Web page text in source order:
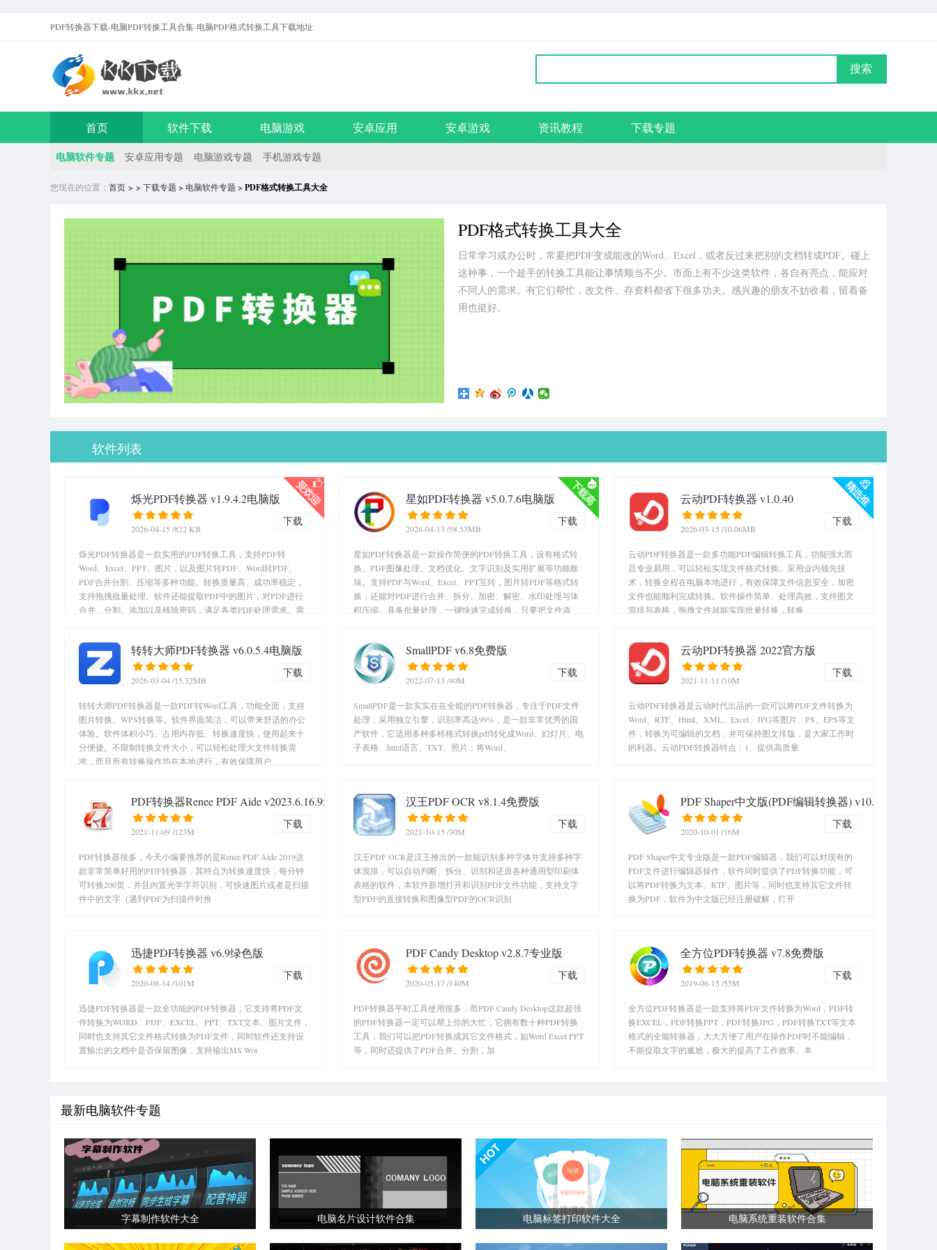
PDF转换器下载-电脑PDF转换工具合集-电脑PDF格式转换工具下载地址
搜索
首页 软件下载 电脑游戏 安卓应用 安卓游戏 资讯教程
下载专题
电脑软件专题
安卓应用专题 电脑游戏专题 手机游戏专题
您现在的位置： 首页 > > 下载专题 > 电脑软件专题 > PDF格式转换工具大全
PDF格式转换工具大全
日常学习或办公时，常要把PDF变成能改的Word、Excel，或者反过来把别的文档转成PDF。碰上
这种事，一个趁手的转换工具能让事情顺当不少。市面上有不少这类软件，各自有亮点，能应对
不同人的需求。有它们帮忙，改文件、存资料都省下很多功夫。感兴趣的朋友不妨收着，留着备
用也挺好。
软件列表
烁光PDF转换器 v1.9.4.2电脑版
2026-04-15 /822 KB
下载
烁光PDF转换器是一款实用的PDF转换工具，支持PDF转
Word、Excel、PPT、图片，以及图片转PDF、Word转PDF、
PDF合并分割、压缩等多种功能。转换质量高、成功率稳定，
支持拖拽批量处理。软件还能提取PDF中的图片，对PDF进行
合并、分割、添加以及移除密码，满足各类PDF处理需求。需
星如PDF转换器 v5.0.7.6电脑版
2026-04-13 /58.53MB
下载
星如PDF转换器是一款操作简便的PDF转换工具，设有格式转
换、PDF图像处理、文档优化、文字识别及实用扩展等功能板
块。支持PDF与Word、Excel、PPT互转，图片转PDF等格式转
换，还能对PDF进行合并、拆分、加密、解密、水印处理与体
积压缩。具备批量处理，一键快速完成转换，只要把文件添
云动PDF转换器 v1.0.40
2026-03-15 /10.06MB
下载
云动PDF转换器是一款多功能PDF编辑转换工具，功能强大而
且专业易用，可以轻松实现文件格式转换。采用业内领先技
术，转换全程在电脑本地进行，有效保障文件信息安全，加密
文件也能顺利完成转换。软件操作简单、处理高效，支持图文
混排与表格，拖拽文件就能实现批量转换，转换
转转大师PDF转换器 v6.0.5.4电脑版
2026-03-04/15.32MB
下载
转转大师PDF转换器是一款PDF转Word工具，功能全面，支持
图片转换、WPS转换等。软件界面简洁，可以带来舒适的办公
体验。软件体积小巧、占用内存低、转换速度快，使用起来十
分便捷。不限制转换文件大小，可以轻松处理大文件转换需
求，而且所有转换操作均在本地进行，有效保障用户
SmallPDF v6.8免费版
2022-07-13 /40M
下载
SmallPDF是一款实实在在全能的PDF转换器，专注于PDF文件
处理，采用独立引擎，识别率高达99%，是一款非常优秀的国
产软件，它适用多种多样格式转换pdf转化成Word、幻灯片、电
子表格、html语言、TXT、照片；将Word、
云动PDF转换器 2022官方版
2021-11-11 /10M
下载
云动PDF转换器是云动时代出品的一款可以将PDF文件转换为
Word、RTF、Html、XML、Excel、JPG等图片、PS、EPS等文
件，转换为可编辑的文档，并可保持图文排版，是大家工作时
的利器。云动PDF转换器特点：1、提供高质量
PDF转换器Renee PDF Aide v2023.6.16.95中文版
2021-11-09/123M
下载
PDF转换器很多，今天小编要推荐的是Renee PDF Aide 2019这
款非常简单好用的PDF转换器，其特点为转换速度快，每分钟
可转换200页，并且内置光学字符识别，可快速图片或者是扫描
件中的文字（遇到PDF为扫描件时推
汉王PDF OCR v8.1.4免费版
2021-10-15 /30M
下载
汉王PDF OCR是汉王推出的一款能识别多种字体并支持多种字
体混排，可以自动判断、拆分、识别和还原各种通用型印刷体
表格的软件，本软件新增打开和识别PDF文件功能，支持文字
型PDF的直接转换和图像型PDF的OCR识别
PDF Shaper中文版(PDF编辑转换器) v10.4绿色版
2020-10-01 /16M
下载
PDF Shaper中文专业版是一款PDF编辑器，我们可以对现有的
PDF文件进行编辑器操作，软件同时提供了PDF转换功能，可
以将PDF转换为文本、RTF、图片等，同时也支持其它文件转
换为PDF，软件为中文版已经注册破解，打开
迅捷PDF转换器 v6.9绿色版
2020-08-14/101M
下载
迅捷PDF转换器是一款全功能的PDF转换器，它支持将PDF文
件转换为WORD、PDF、EXCEL、PPT、TXT文本、图片文件，
同时也支持其它文件格式转换为PDF文件，同时软件还支持设
置输出的文档中是否保留图像，支持输出MS Wor
PDF Candy Desktop v2.8.7专业版
2020-05-17/140M
下载
PDF转换器平时工具使用很多，而PDF Candy Desktop这款超强
的PDF转换器一定可以帮上你的大忙，它拥有数十种PDF转换
工具，我们可以把PDF转换成其它文件格式，如Word Excel PPT
等，同时还提供了PDF合并、分割，加
全方位PDF转换器 v7.8免费版
2019-06-15 /55M
下载
全方位PDF转换器是一款支持将PDF文件转换为Word，PDF转
换EXCEL，PDF转换PPT，PDF转换JPG，PDF转换TXT等文本
格式的全能转换器，大大方便了用户在操作PDF时不能编辑，
不能提取文字的尴尬，极大的提高了工作效率。本
最新电脑软件专题
字幕制作软件大全 电脑名片设计软件合集 电脑标签打印软件大全 电脑系统重装软件合集